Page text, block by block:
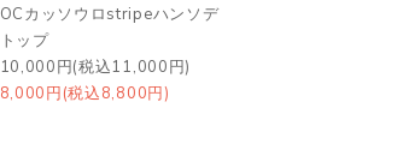
OCカッソウロstripeハンソデ
トップ
10,000円(税込11,000円)
8,000円(税込8,800円)